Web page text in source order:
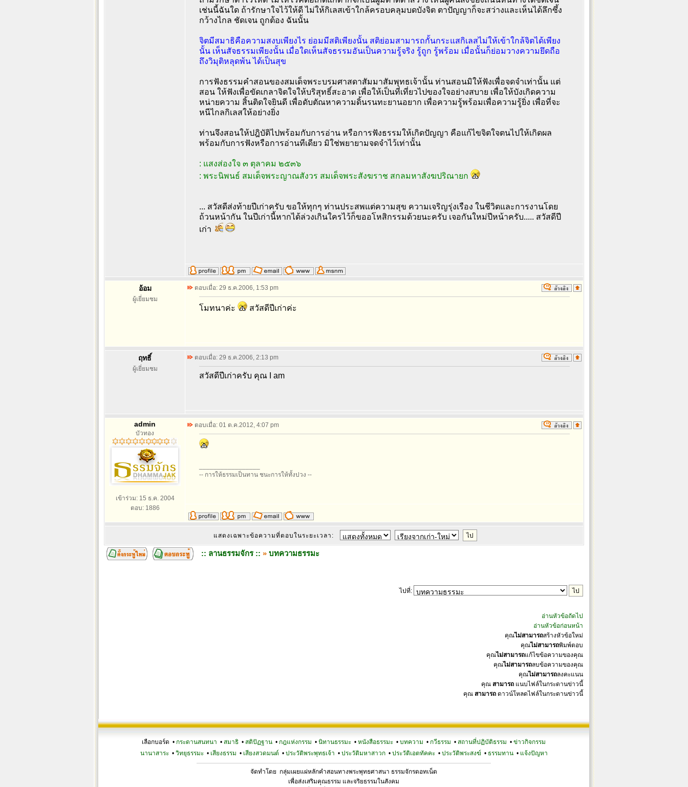
เช่นนี้ฉันใด ถ้ารักษาใจไว้ให้ดี ไม่ให้กิเลสเข้าใกล้ครอบคลุมบดบังจิต ตาปัญญาก็จะสว่างและเห็นได้ลึกซึ้ง
กว้างไกล ชัดเจน ถูกต้อง ฉันนั้น
จิตมีสมาธิคือความสงบเพียงไร ย่อมมีสติเพียงนั้น สติย่อมสามารถกั้นกระแสกิเลสไม่ให้เข้าใกล้จิตได้เพียง
นั้น เห็นสัจธรรมเพียงนั้น เมื่อใดเห็นสัจธรรมอันเป็นความรู้จริง รู้ถูก รู้พร้อม เมื่อนั้นก็ย่อมวางความยึดถือ
ถึงวิมุติหลุดพ้น ได้เป็นสุข
การฟังธรรมคำสอนของสมเด็จพระบรมศาสดาสัมมาสัมพุทธเจ้านั้น ท่านสอนมิให้ฟังเพื่อจดจำเท่านั้น แต่
สอน ให้ฟังเพื่อขัดเกลาจิตใจให้บริสุทธิ์สะอาด เพื่อให้เป็นที่เที่ยวไปของใจอย่างสบาย เพื่อให้บังเกิดความ
หน่ายความ สิ้นติดใจยินดี เพื่อดับตัณหาความดิ้นรนทะยานอยาก เพื่อความรู้พร้อมเพื่อความรู้ยิ่ง เพื่อที่จะ
หนีไกลกิเลสให้อย่างยิ่ง
ท่านจึงสอนให้ปฎิบัติไปพร้อมกับการอ่าน หรือการฟังธรรมให้เกิดปัญญา คือแก้ไขจิตใจตนไปให้เกิดผล
พร้อมกับการฟังหรือการอ่านทีเดียว มิใช่พยายามจดจำไว้เท่านั้น
: แสงส่องใจ ๓ ตุลาคม ๒๕๓๖
: พระนิพนธ์ สมเด็จพระญาณสังวร สมเด็จพระสังฆราช สกลมหาสังฆปริณายก
... สวัสดีส่งท้ายปีเก่าครับ ขอให้ทุกๆ ท่านประสพแต่ความสุข ความเจริญรุ่งเรือง ในชีวิตและการงานโดย
ถ้วนหน้ากัน ในปีเก่านี้หากได้ล่วงเกินใครไว้ก็ขออโหสิกรรมด้วยนะครับ เจอกันใหม่ปีหน้าครับ..... สวัสดีปี
เก่า
อ้อม
ผู้เยี่ยมชม
ตอบเมื่อ: 29 ธ.ค.2006, 1:53 pm
โมทนาค่ะ สวัสดีปีเก่าค่ะ
ฤทธิ์
ผู้เยี่ยมชม
ตอบเมื่อ: 29 ธ.ค.2006, 2:13 pm
สวัสดีปีเก่าครับ คุณ I am
admin
บัวทอง
เข้าร่วม: 15 ธ.ค. 2004
ตอบ: 1886
ตอบเมื่อ: 01 ต.ค.2012, 4:07 pm
-- การให้ธรรมเป็นทาน ชนะการให้ทั้งปวง --
แสดงเฉพาะข้อความที่ตอบในระยะเวลา:
:: ลานธรรมจักร :: » บทความธรรมะ
ไปที่:
อ่านหัวข้อถัดไป
อ่านหัวข้อก่อนหน้า
คุณไม่สามารถสร้างหัวข้อใหม่
คุณไม่สามารถพิมพ์ตอบ
คุณไม่สามารถแก้ไขข้อความของคุณ
คุณไม่สามารถลบข้อความของคุณ
คุณไม่สามารถลงคะแนน
คุณ สามารถ แนบไฟล์ในกระดานข่าวนี้
คุณ สามารถ ดาวน์โหลดไฟล์ในกระดานข่าวนี้
เลือกบอร์ด • กระดานสนทนา • สมาธิ • สติปัฏฐาน • กฎแห่งกรรม • นิทานธรรมะ • หนังสือธรรมะ • บทความ • กวีธรรม • สถานที่ปฏิบัติธรรม • ข่าวกิจกรรม
นานาสาระ• วิทยุธรรมะ• เสียงธรรม • เสียงสวดมนต์ • ประวัติพระพุทธเจ้า • ประวัติมหาสาวก• ประวัติเอตทัคคะ• ประวัติพระสงฆ์ • ธรรมทาน• แจ้งปัญหา
จัดทำโดย กลุ่มเผยแผ่หลักคำสอนทางพระพุทธศาสนา ธรรมจักรดอทเน็ต
เพื่อส่งเสริมคุณธรรม และจริยธรรมในสังคม